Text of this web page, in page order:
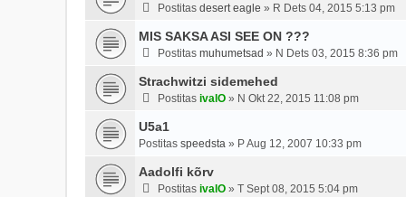
Postitas desert eagle » R Dets 04, 2015 5:13 pm
MIS SAKSA ASI SEE ON ???
Postitas muhumetsad » N Dets 03, 2015 8:36 pm
Strachwitzi sidemehed
Postitas ivalO » N Okt 22, 2015 11:08 pm
U5a1
Postitas speedsta » P Aug 12, 2007 10:33 pm
Aadolfi kõrv
Postitas ivalO » T Sept 08, 2015 5:04 pm